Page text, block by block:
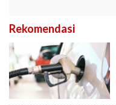
Rekomendasi